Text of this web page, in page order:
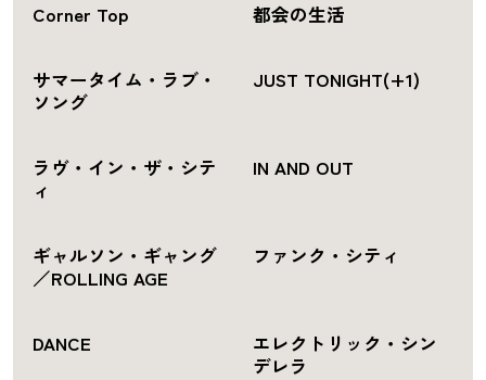
Corner Top 都会の生活
サマータイム・ラブ・
ソング
JUST TONIGHT(+1)
ラヴ・イン・ザ・シテ
ィ
IN AND OUT
ギャルソン・ギャング
／ROLLING AGE
ファンク・シティ
DANCE
エレクトリック・シン
デレラ